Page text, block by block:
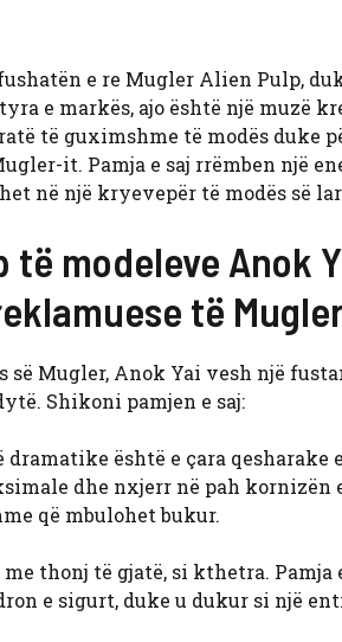
e re Mugler Alien Pulp,
e markës, ajo është një muzë
të guximshme të modës duke
it. Pamja e saj rrëmben një
në një kryevepër të modës së
të modeleve Anok
të
së Mugler, Anok Yai vesh një
Shikoni pamjen e saj:
është e çara qesharake
dhe nxjerr në pah kornizën
që mbulohet bukur.
thonj të gjatë, si kthetra.
e sigurt, duke u dukur si një